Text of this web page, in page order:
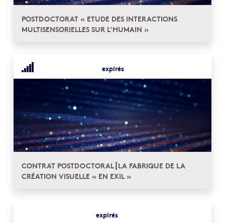
POSTDOCTORAT « ETUDE DES INTERACTIONS
MULTISENSORIELLES SUR L’HUMAIN »
expirés
CONTRAT POSTDOCTORAL┋LA FABRIQUE DE LA
CRÉATION VISUELLE « EN EXIL »
expirés